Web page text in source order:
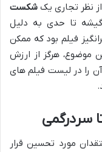
نظر تجاری یک شکست
تا حدی به دلیل
فیلم بود که ممکن
موضوع، هرگز از ارزش
را در لیست فیلم های
سردرگمی
مورد تحسین قرار